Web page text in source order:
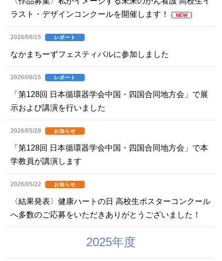
ラスト・デザインコンクールを開催します！
NEW
2026/06/15 レポート
なかまちーずフェスティバルに参加しました
2026/06/15 レポート
「第128回 日本循環器学会中国・四国合同地方会」で展
示および講演を行いました
2026/05/29 お知らせ
「第128回 日本循環器学会中国・四国合同地方会」で本
学教員が講演します
2026/05/22 お知らせ
〈結果発表〉健康ハートの日 高校生ポスターコンクール
へ多数のご応募をいただきありがとうございました！
2025年度